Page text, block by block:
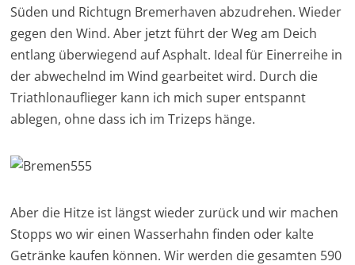
Süden und Richtugn Bremerhaven abzudrehen. Wieder
gegen den Wind. Aber jetzt führt der Weg am Deich
entlang überwiegend auf Asphalt. Ideal für Einerreihe in
der abwechelnd im Wind gearbeitet wird. Durch die
Triathlonauflieger kann ich mich super entspannt
ablegen, ohne dass ich im Trizeps hänge.
Aber die Hitze ist längst wieder zurück und wir machen
Stopps wo wir einen Wasserhahn finden oder kalte
Getränke kaufen können. Wir werden die gesamten 590